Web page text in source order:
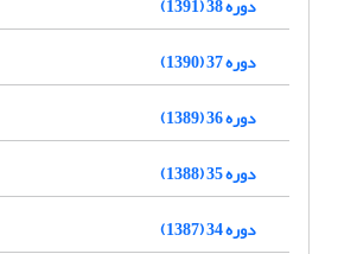
دوره 37 (1390)
دوره 36 (1389)
دوره 35 (1388)
دوره 34 (1387)